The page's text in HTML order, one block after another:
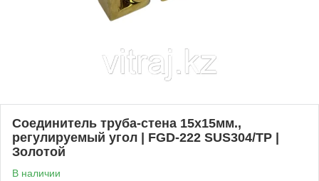
Соединитель труба-стена 15х15мм.,
регулируемый угол | FGD-222 SUS304/TP |
Золотой
В наличии